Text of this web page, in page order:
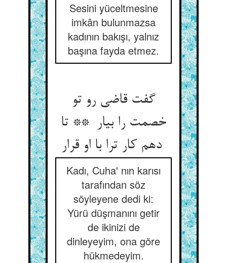
Sesini yüceltmesine
imkân bulunmazsa
kadının bakışı, yalnız
başına fayda etmez.
گفت قاضی رو تو
خصمت را بیار ** تا
دهم کار ترا با او قرار
Kadı, Cuha' nın karısı
tarafından söz
söyleyene dedi ki:
Yürü düşmanını getir
de ikinizi de
dinleyeyim, ona göre
hükmedeyim.